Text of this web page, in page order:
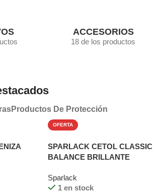
ACCESORIOS
18 de los productos
Productos De Protección
OFERTA
SPARLACK CETOL CLASSIC
BALANCE BRILLANTE
Sparlack
1 en stock